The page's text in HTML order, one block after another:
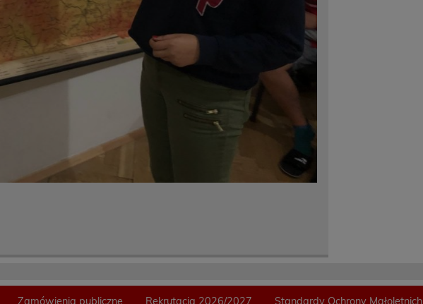
Zamówienia publiczne Rekrutacja 2026/2027 Standardy Ochrony Małoletnich